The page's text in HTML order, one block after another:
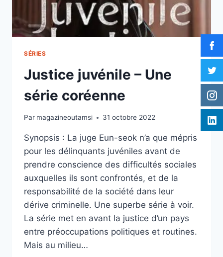
SÉRIES
Justice juvénile – Une
série coréenne
Par magazineoutamsi 31 octobre 2022
Synopsis : La juge Eun-seok n’a que mépris
pour les délinquants juvéniles avant de
prendre conscience des difficultés sociales
auxquelles ils sont confrontés, et de la
responsabilité de la société dans leur
dérive criminelle. Une superbe série à voir.
La série met en avant la justice d’un pays
entre préoccupations politiques et routines.
Mais au milieu…